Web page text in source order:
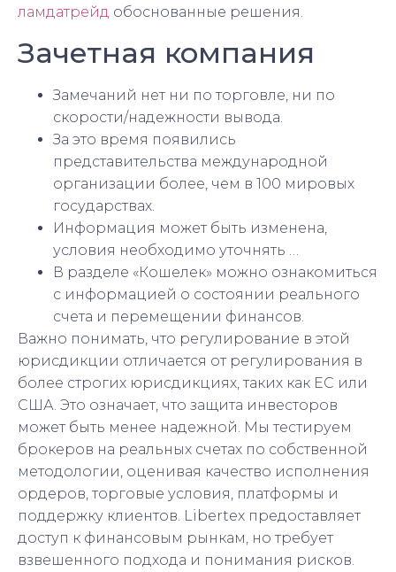
ламдатрейд обоснованные решения.
Зачетная компания
Замечаний нет ни по торговле, ни по
скорости/надежности вывода.
За это время появились
представительства международной
организации более, чем в 100 мировых
государствах.
Информация может быть изменена,
условия необходимо уточнять …
В разделе «Кошелек» можно ознакомиться
с информацией о состоянии реального
счета и перемещении финансов.
Важно понимать, что регулирование в этой
юрисдикции отличается от регулирования в
более строгих юрисдикциях, таких как ЕС или
США. Это означает, что защита инвесторов
может быть менее надежной. Мы тестируем
брокеров на реальных счетах по собственной
методологии, оценивая качество исполнения
ордеров, торговые условия, платформы и
поддержку клиентов. Libertex предоставляет
доступ к финансовым рынкам, но требует
взвешенного подхода и понимания рисков.